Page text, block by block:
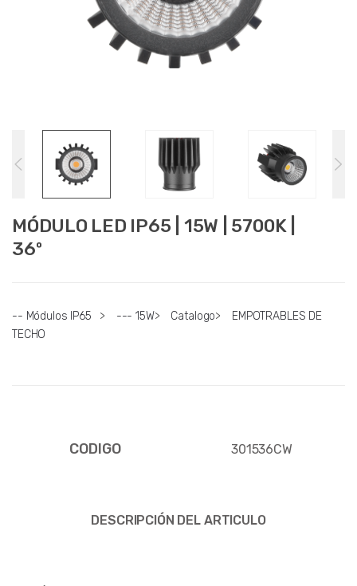
MÓDULO LED IP65 | 15W | 5700K |
36º
-- Módulos IP65 > --- 15W> Catalogo>
EMPOTRABLES DE
TECHO
CODIGO 301536CW
DESCRIPCIÓN DEL ARTICULO